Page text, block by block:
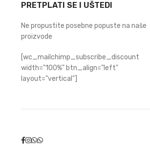
PRETPLATI SE I UŠTEDI
Ne propustite posebne popuste na naše
proizvode
[wc_mailchimp_subscribe_discount
width="100%" btn_align="left"
layout="vertical"]